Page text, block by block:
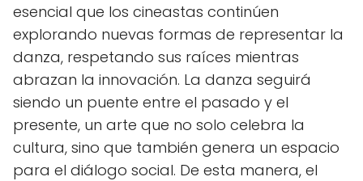
esencial que los cineastas continúen
explorando nuevas formas de representar la
danza, respetando sus raíces mientras
abrazan la innovación. La danza seguirá
siendo un puente entre el pasado y el
presente, un arte que no solo celebra la
cultura, sino que también genera un espacio
para el diálogo social. De esta manera, el